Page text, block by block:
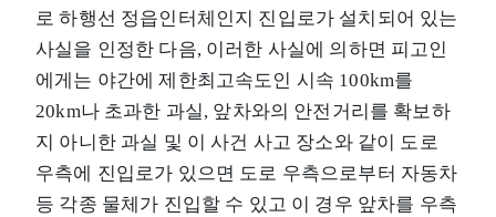
로 하행선 정읍인터체인지 진입로가 설치되어 있는
사실을 인정한 다음, 이러한 사실에 의하면 피고인
에게는 야간에 제한최고속도인 시속 100km를
20km나 초과한 과실, 앞차와의 안전거리를 확보하
지 아니한 과실 및 이 사건 사고 장소와 같이 도로
우측에 진입로가 있으면 도로 우측으로부터 자동차
등 각종 물체가 진입할 수 있고 이 경우 앞차를 우측